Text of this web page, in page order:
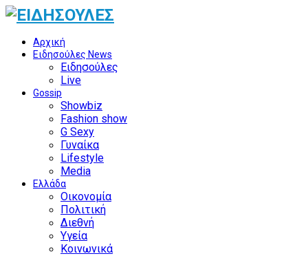
Αρχική
Ειδησούλες News
Ειδησούλες
Live
Gossip
Showbiz
Fashion show
G Sexy
Γυναίκα
Lifestyle
Media
Ελλάδα
Οικονομία
Πολιτική
Διεθνή
Υγεία
Κοινωνικά